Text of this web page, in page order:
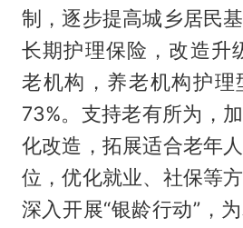
制，逐步提高城乡居民
长期护理保险，改造升
老机构，养老机构护理
73%。支持老有所为，
化改造，拓展适合老年
位，优化就业、社保等
深入开展“银龄行动”，